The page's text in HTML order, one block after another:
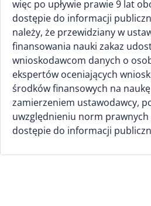
więc po upływie prawie 9 lat
dostępie do informacji
należy, że przewidziany w
finansowania nauki zakaz
wnioskodawcom danych o
ekspertów oceniających
środków finansowych na
zamierzeniem ustawodawcy,
uwzględnieniu norm
dostępie do informacji